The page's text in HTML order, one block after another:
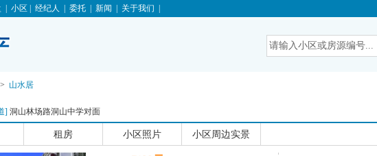
小区 经纪人 委托| 新闻 关于我们
> 山水居
] 洞山林场路洞山中学对面
租房 小区照片 小区周边实景